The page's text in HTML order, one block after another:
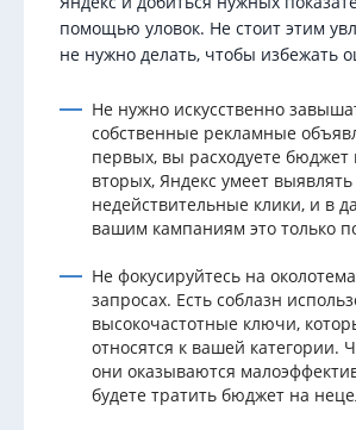
помощью уловок. Не стоит этим
не нужно делать, чтобы избежать
Не нужно искусственно
собственные рекламные
первых, вы расходуете бюджет
вторых, Яндекс умеет выявлять
недействительные клики, и в
вашим кампаниям это только
Не фокусируйтесь на
запросах. Есть соблазн
высокочастотные ключи,
относятся к вашей категории.
они оказываются
будете тратить бюджет на